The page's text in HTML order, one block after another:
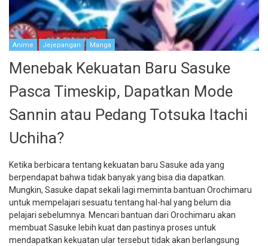
Anime Jejepangan Manga
Menebak Kekuatan Baru Sasuke
Pasca Timeskip, Dapatkan Mode
Sannin atau Pedang Totsuka Itachi
Uchiha?
Ketika berbicara tentang kekuatan baru Sasuke ada yang
berpendapat bahwa tidak banyak yang bisa dia dapatkan.
Mungkin, Sasuke dapat sekali lagi meminta bantuan Orochimaru
untuk mempelajari sesuatu tentang hal-hal yang belum dia
pelajari sebelumnya. Mencari bantuan dari Orochimaru akan
membuat Sasuke lebih kuat dan pastinya proses untuk
mendapatkan kekuatan ular tersebut tidak akan berlangsung